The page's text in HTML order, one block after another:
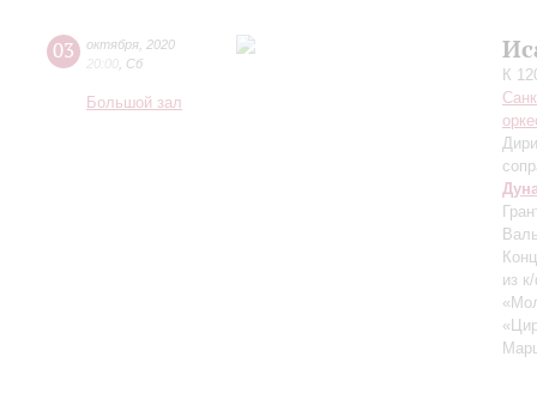
03 октября 2020
20:00 Сб
Большой зал
К
из